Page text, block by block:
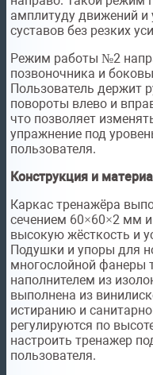
амплитуду движений
суставов без резких
Режим работы №2
позвоночника и
Пользователь держит
повороты влево и
что позволяет
упражнение под
пользователя.
Конструкция и
Каркас тренажёра
сечением 60×60×2 мм
высокую жёсткость и
Подушки и упоры для
многослойной
наполнителем из
выполнена из
истиранию и
регулируются по
настроить тренажер
пользователя.